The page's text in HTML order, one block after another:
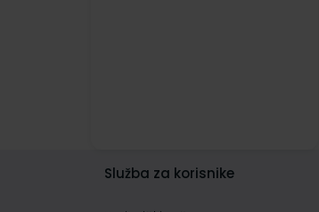
Služba za korisnike